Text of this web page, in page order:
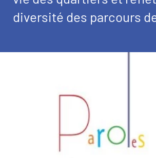
diversité des parcours